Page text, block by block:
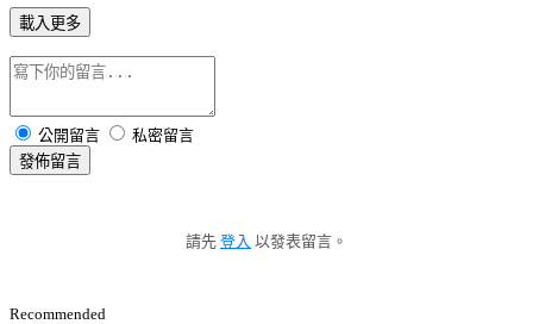
載入更多
公開留言
私密留言
發佈留言
請先 登入 以發表留言。
Recommended